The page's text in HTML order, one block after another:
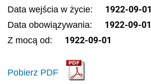
Data wejścia w życie: 1922-09-01
Data obowiązywania: 1922-09-01
Z mocą od: 1922-09-01
Pobierz PDF